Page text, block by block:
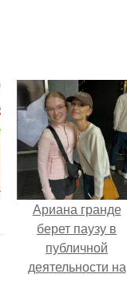
Ариана гранде
берет паузу в
публичной
деятельности на